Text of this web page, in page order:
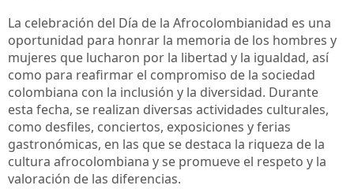
La celebración del Día de la Afrocolombianidad es una
oportunidad para honrar la memoria de los hombres y
mujeres que lucharon por la libertad y la igualdad, así
como para reafirmar el compromiso de la sociedad
colombiana con la inclusión y la diversidad. Durante
esta fecha, se realizan diversas actividades culturales,
como desfiles, conciertos, exposiciones y ferias
gastronómicas, en las que se destaca la riqueza de la
cultura afrocolombiana y se promueve el respeto y la
valoración de las diferencias.